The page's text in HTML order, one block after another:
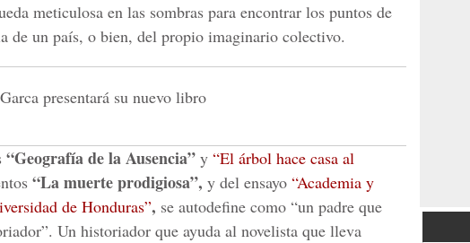
meticulosa en las sombras para encontrar los puntos de
de un país, o bien, del propio imaginario colectivo.
presentará su nuevo libro
“Geografía de la Ausencia” y “El árbol hace casa al
“La muerte prodigiosa”, y del ensayo “Academia y
de Honduras”, se autodefine como “un padre que
Un historiador que ayuda al novelista que lleva